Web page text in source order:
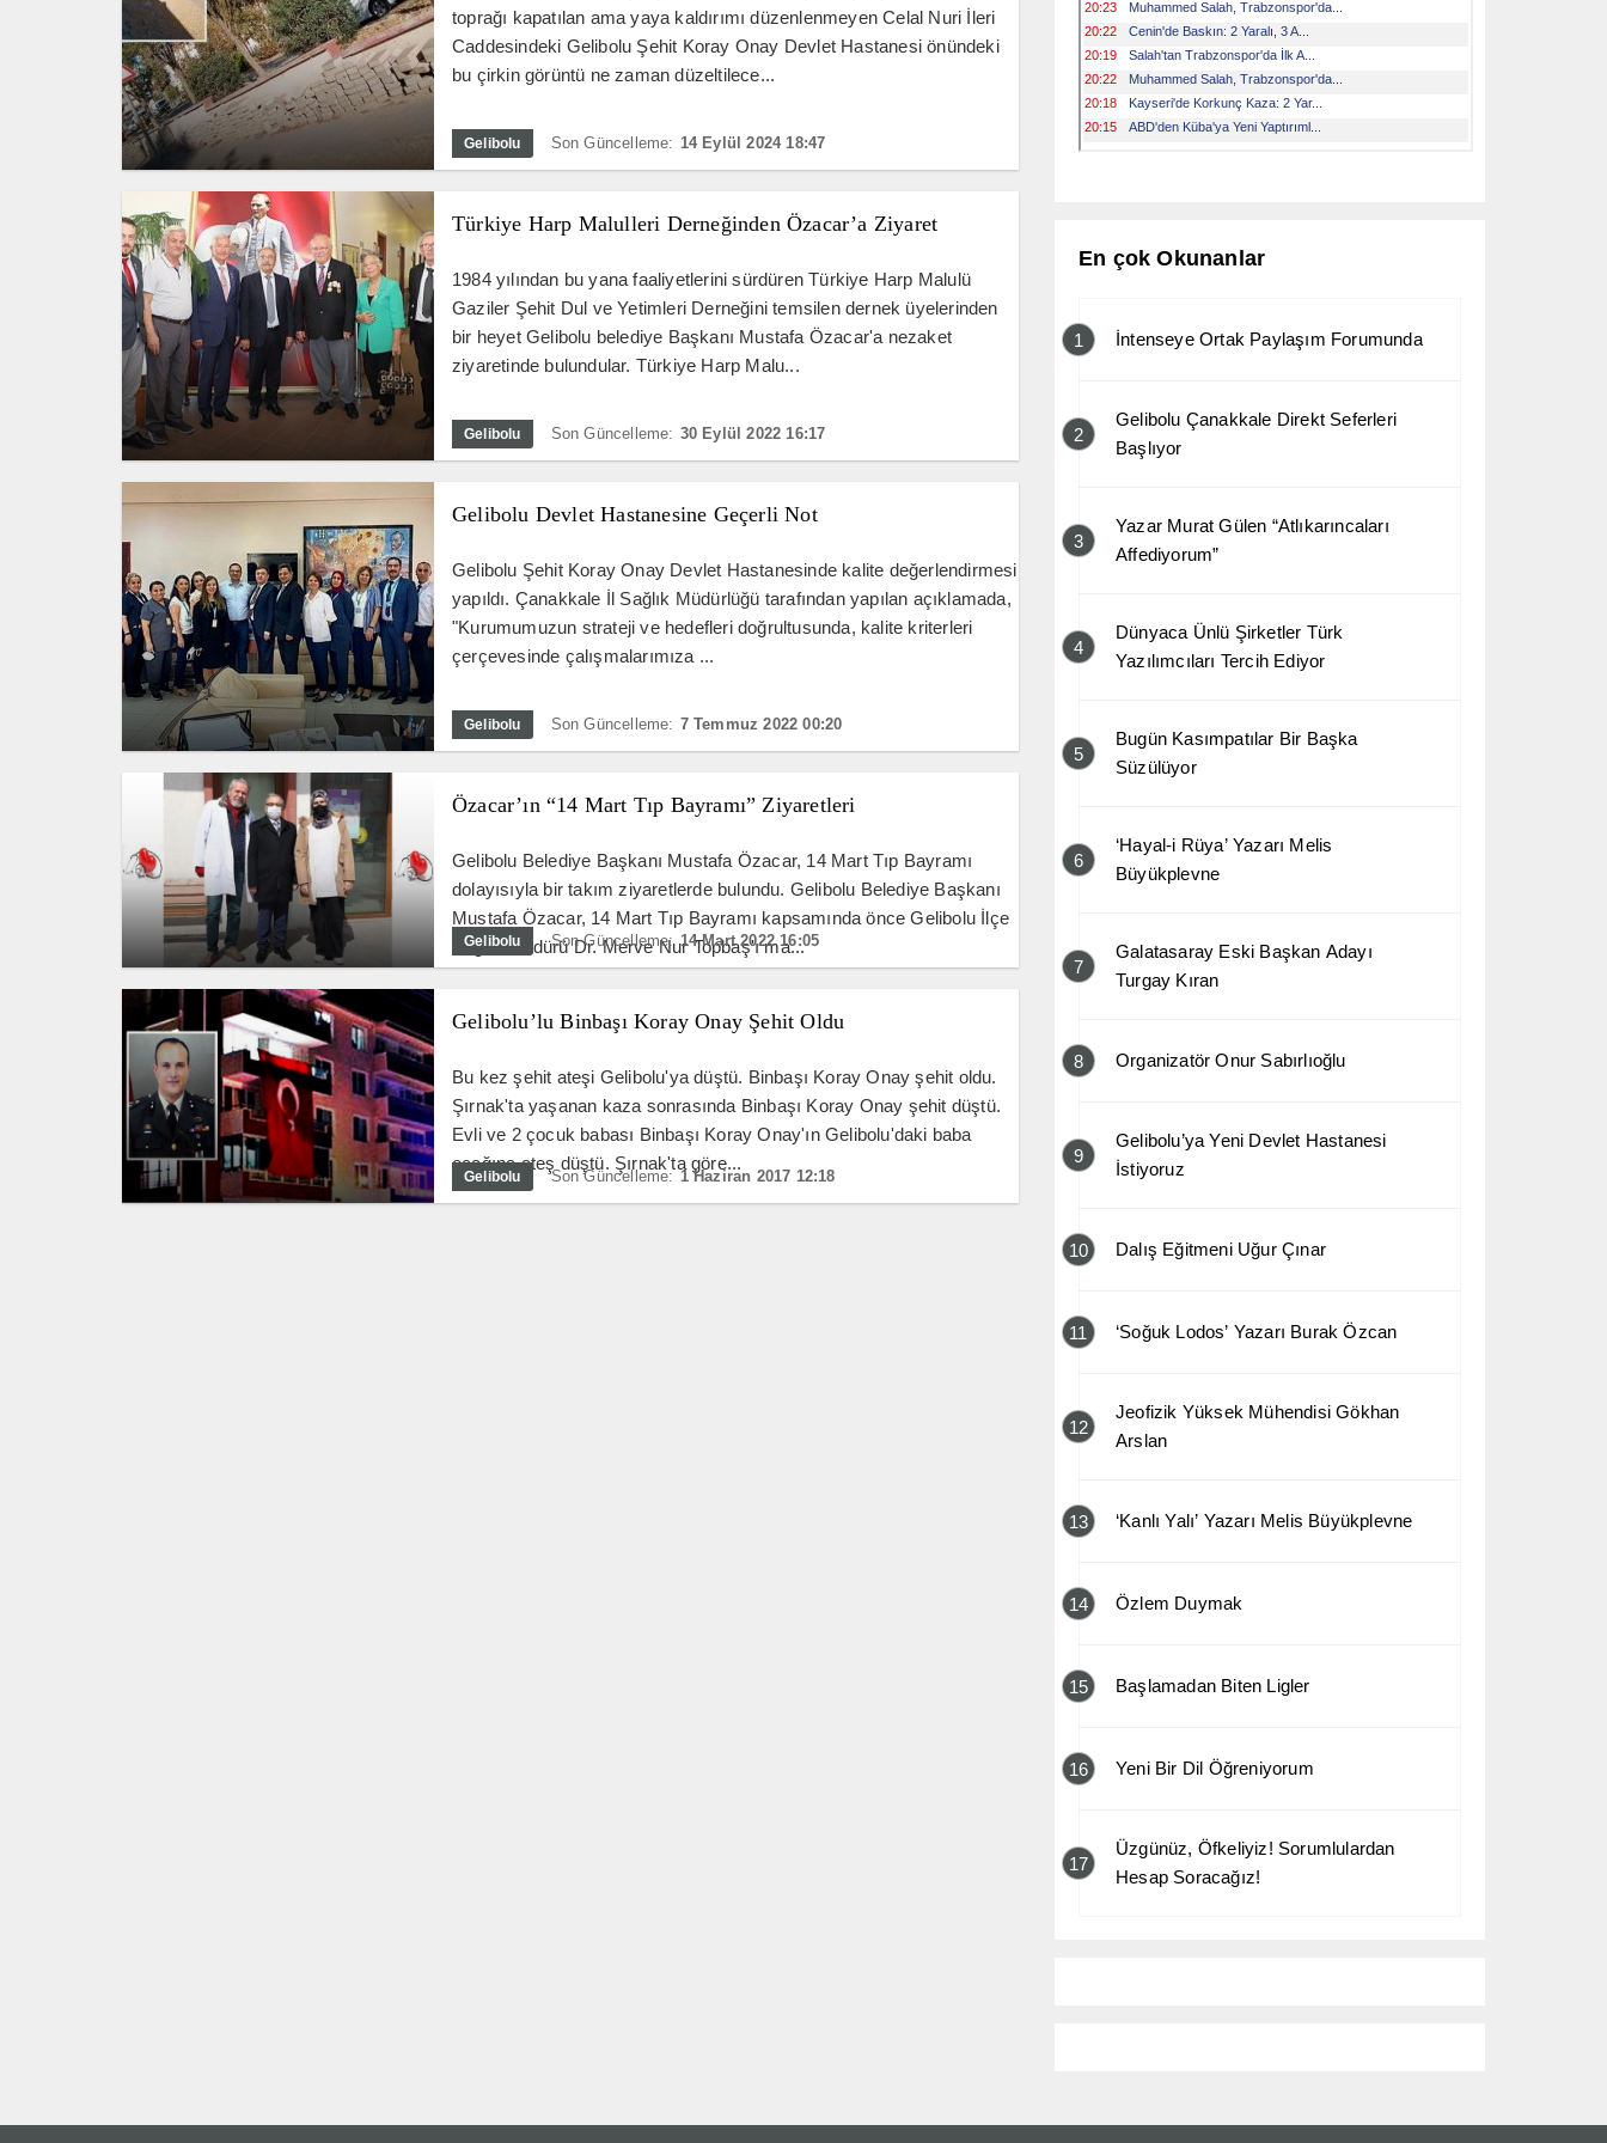
toprağı kapatılan ama yaya kaldırımı düzenlenmeyen Celal Nuri İleri
Caddesindeki Gelibolu Şehit Koray Onay Devlet Hastanesi önündeki
bu çirkin görüntü ne zaman düzeltilece...
Gelibolu Son Güncelleme: 14 Eylül 2024 18:47
Türkiye Harp Malulleri Derneğinden Özacar’a Ziyaret
1984 yılından bu yana faaliyetlerini sürdüren Türkiye Harp Malulü
Gaziler Şehit Dul ve Yetimleri Derneğini temsilen dernek üyelerinden
bir heyet Gelibolu belediye Başkanı Mustafa Özacar'a nezaket
ziyaretinde bulundular. Türkiye Harp Malu...
Gelibolu Son Güncelleme: 30 Eylül 2022 16:17
Gelibolu Devlet Hastanesine Geçerli Not
Gelibolu Şehit Koray Onay Devlet Hastanesinde kalite değerlendirmesi
yapıldı. Çanakkale İl Sağlık Müdürlüğü tarafından yapılan açıklamada,
"Kurumumuzun strateji ve hedefleri doğrultusunda, kalite kriterleri
çerçevesinde çalışmalarımıza ...
Gelibolu Son Güncelleme: 7 Temmuz 2022 00:20
Özacar’ın “14 Mart Tıp Bayramı” Ziyaretleri
Gelibolu Belediye Başkanı Mustafa Özacar, 14 Mart Tıp Bayramı
dolayısıyla bir takım ziyaretlerde bulundu. Gelibolu Belediye Başkanı
Mustafa Özacar, 14 Mart Tıp Bayramı kapsamında önce Gelibolu İlçe
Sağlık Müdürü Dr. Merve Nur Topbaş'ı ma...
Gelibolu Son Güncelleme: 14 Mart 2022 16:05
Gelibolu’lu Binbaşı Koray Onay Şehit Oldu
Bu kez şehit ateşi Gelibolu'ya düştü. Binbaşı Koray Onay şehit oldu.
Şırnak'ta yaşanan kaza sonrasında Binbaşı Koray Onay şehit düştü.
Evli ve 2 çocuk babası Binbaşı Koray Onay'ın Gelibolu'daki baba
ocağına ateş düştü. Şırnak'ta göre...
Gelibolu Son Güncelleme: 1 Haziran 2017 12:18
En çok Okunanlar
1 İntenseye Ortak Paylaşım Forumunda
2
Gelibolu Çanakkale Direkt Seferleri
Başlıyor
3
Yazar Murat Gülen “Atlıkarıncaları
Affediyorum”
4
Dünyaca Ünlü Şirketler Türk
Yazılımcıları Tercih Ediyor
5
Bugün Kasımpatılar Bir Başka
Süzülüyor
6
‘Hayal-i Rüya’ Yazarı Melis
Büyükplevne
7
Galatasaray Eski Başkan Adayı
Turgay Kıran
8 Organizatör Onur Sabırlıoğlu
9
Gelibolu’ya Yeni Devlet Hastanesi
İstiyoruz
10 Dalış Eğitmeni Uğur Çınar
11 ‘Soğuk Lodos’ Yazarı Burak Özcan
12
Jeofizik Yüksek Mühendisi Gökhan
Arslan
13 ‘Kanlı Yalı’ Yazarı Melis Büyükplevne
14 Özlem Duymak
15 Başlamadan Biten Ligler
16 Yeni Bir Dil Öğreniyorum
17
Üzgünüz, Öfkeliyiz! Sorumlulardan
Hesap Soracağız!